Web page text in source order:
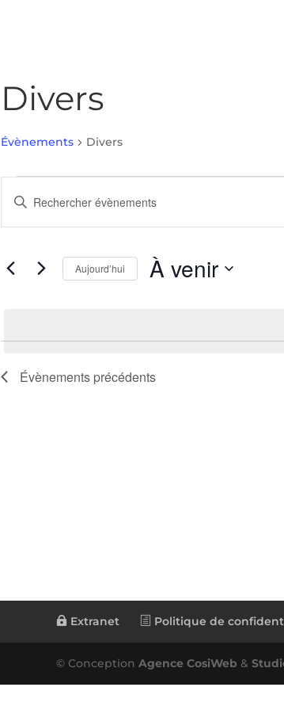
Divers
Évènements Divers
Évènements
Recherche
et
navigation
vues
Évènements
Saisir
mot-
clé.
Évènements
Aujourd’hui À venir
Évènements précédents
Extranet Politique de
© Conception Agence CosiWeb &